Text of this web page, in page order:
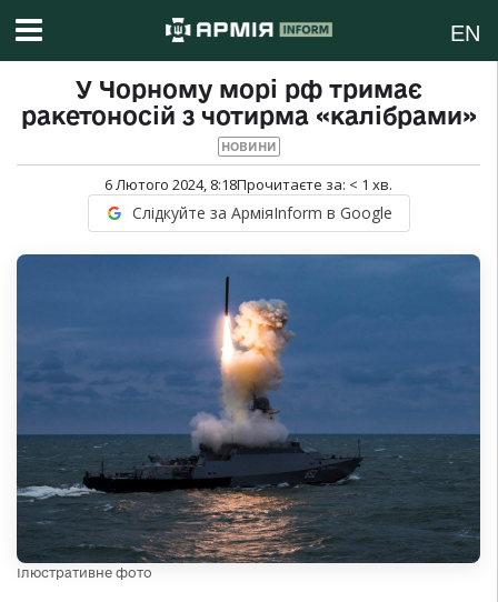
EN
У Чорному морі рф тримає
ракетоносій з чотирма «калібрами»
НОВИНИ
6 Лютого 2024, 8:18Прочитаєте за: < 1 хв.
Слідкуйте за АрміяInform в Google
Ілюстративне фото